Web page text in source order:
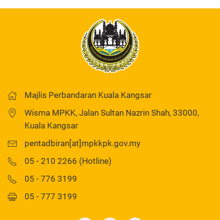
Majlis Perbandaran Kuala Kangsar
Wisma MPKK, Jalan Sultan Nazrin Shah, 33000,
Kuala Kangsar
pentadbiran[at]mpkkpk.gov.my
05 - 210 2266 (Hotline)
05 - 776 3199
05 - 777 3199